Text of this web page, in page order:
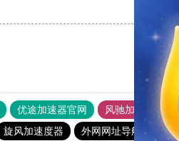
优途加速器官网 风驰加速器
旋风加速度器 外网网址导航 软